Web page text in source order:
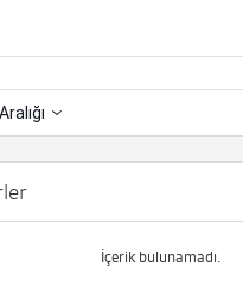
İçerik bulunamadı.